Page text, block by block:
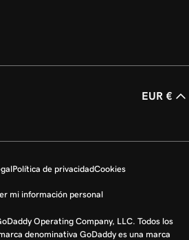
EUR €
Política de privacidadCookies
mi información personal
Operating Company, LLC. Todos los
denominativa GoDaddy es una marca